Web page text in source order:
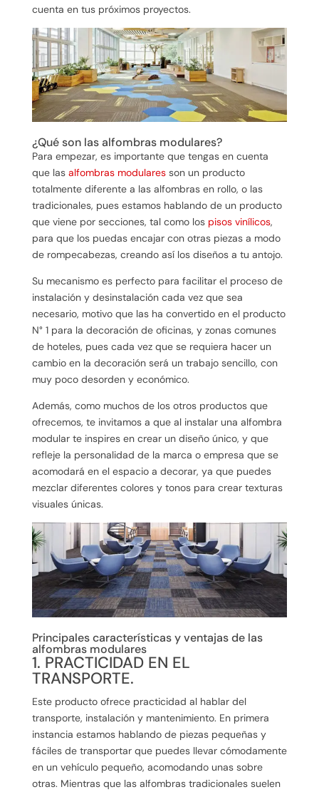
cuenta en tus próximos proyectos.
¿Qué son las alfombras modulares?
Para empezar, es importante que tengas en cuenta
que las alfombras modularesson un producto
totalmente diferente a las alfombras en rollo, o las
tradicionales, pues estamos hablando de un producto
que viene por secciones, tal como los pisos vinílicos,
para que los puedas encajar con otras piezas a modo
de rompecabezas, creando así los diseños a tu antojo.
Su mecanismo es perfecto para facilitar el proceso de
instalación y desinstalación cada vez que sea
necesario, motivo que las ha convertido en el producto
N° 1 para la decoración de oficinas, y zonas comunes
de hoteles, pues cada vez que se requiera hacer un
cambio en la decoración será un trabajo sencillo, con
muy poco desorden y económico.
Además, como muchos de los otros productos que
ofrecemos, te invitamos a que al instalar una alfombra
modular te inspires en crear un diseño único, y que
refleje la personalidad de la marca o empresa que se
acomodará en el espacio a decorar, ya que puedes
mezclar diferentes colores y tonos para crear texturas
visuales únicas.
Principales características y ventajas de las
alfombras modulares
1. PRACTICIDAD EN EL
TRANSPORTE.
Este producto ofrece practicidad al hablar del
transporte, instalación y mantenimiento. En primera
instancia estamos hablando de piezas pequeñas y
fáciles de transportar que puedes llevar cómodamente
en un vehículo pequeño, acomodando unas sobre
otras. Mientras que las alfombras tradicionales suelen